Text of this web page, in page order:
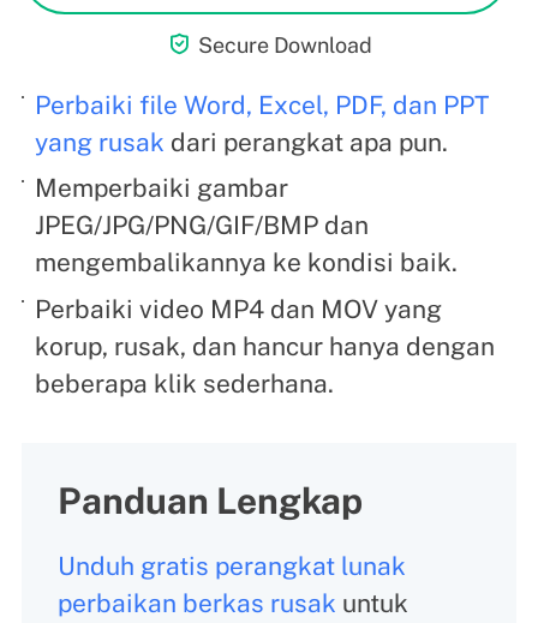
 Secure Download
Perbaiki file Word, Excel, PDF, dan PPT
yang rusak dari perangkat apa pun.
Memperbaiki gambar
JPEG/JPG/PNG/GIF/BMP dan
mengembalikannya ke kondisi baik.
Perbaiki video MP4 dan MOV yang
korup, rusak, dan hancur hanya dengan
beberapa klik sederhana.
Panduan Lengkap
Unduh gratis perangkat lunak
perbaikan berkas rusak untuk